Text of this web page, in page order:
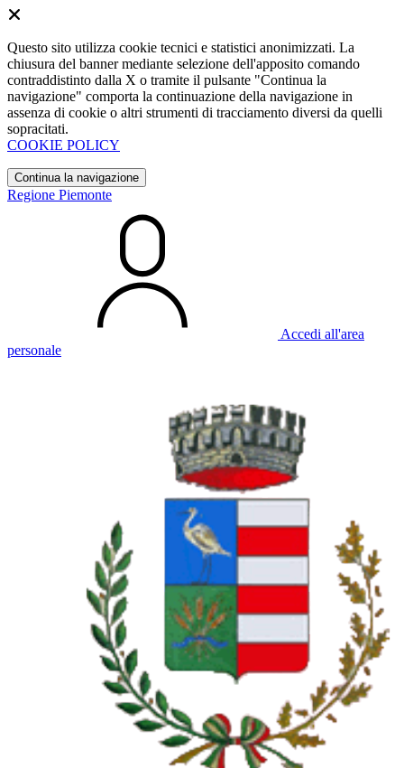
Questo sito utilizza cookie tecnici e statistici anonimizzati. La
chiusura del banner mediante selezione dell'apposito comando
contraddistinto dalla X o tramite il pulsante "Continua la
navigazione" comporta la continuazione della navigazione in
assenza di cookie o altri strumenti di tracciamento diversi da quelli
sopracitati.
COOKIE POLICY
Continua la navigazione
Regione Piemonte
Accedi all'area
personale